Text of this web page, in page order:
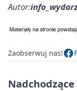
Autor:
Zaobserwuj nas!